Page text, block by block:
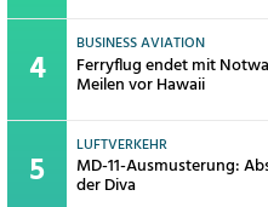
BUSINESS AVIATION
Ferryflug endet mit
Meilen vor Hawaii
LUFTVERKEHR
MD-11-Ausmusterung:
der Diva